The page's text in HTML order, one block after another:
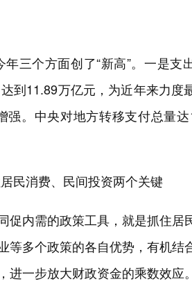
三个方面创了“新高”。一是支
到11.89万亿元，为近年来力度
。中央对地方转移支付总量
民消费、民间投资两个关键
促内需的政策工具，就是抓住居
等多个政策的各自优势，有机结
一步放大财政资金的乘数效应。